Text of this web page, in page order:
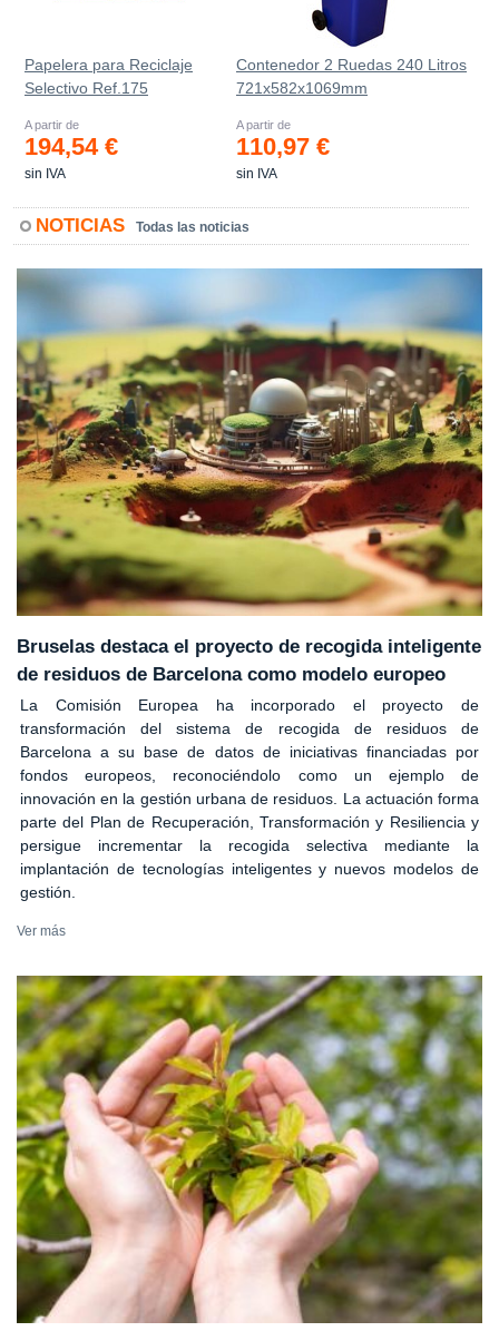
Papelera para Reciclaje
Selectivo Ref.175
A partir de
194,54 €
sin IVA
Contenedor 2 Ruedas 240 Litros
721х582х1069mm
A partir de
110,97 €
sin IVA
NOTICIAS Todas las noticias
Bruselas destaca el proyecto de recogida inteligente
de residuos de Barcelona como modelo europeo
La Comisión Europea ha incorporado el proyecto de
transformación del sistema de recogida de residuos de
Barcelona a su base de datos de iniciativas financiadas por
fondos europeos, reconociéndolo como un ejemplo de
innovación en la gestión urbana de residuos. La actuación forma
parte del Plan de Recuperación, Transformación y Resiliencia y
persigue incrementar la recogida selectiva mediante la
implantación de tecnologías inteligentes y nuevos modelos de
gestión.
Ver más